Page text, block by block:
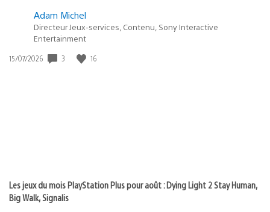
Adam Michel
Directeur Jeux-services, Contenu, Sony Interactive
Entertainment
Date
15/07/2026 3 16
Les jeux du mois PlayStation Plus pour août : Dying Light 2 Stay Human,
Big Walk, Signalis